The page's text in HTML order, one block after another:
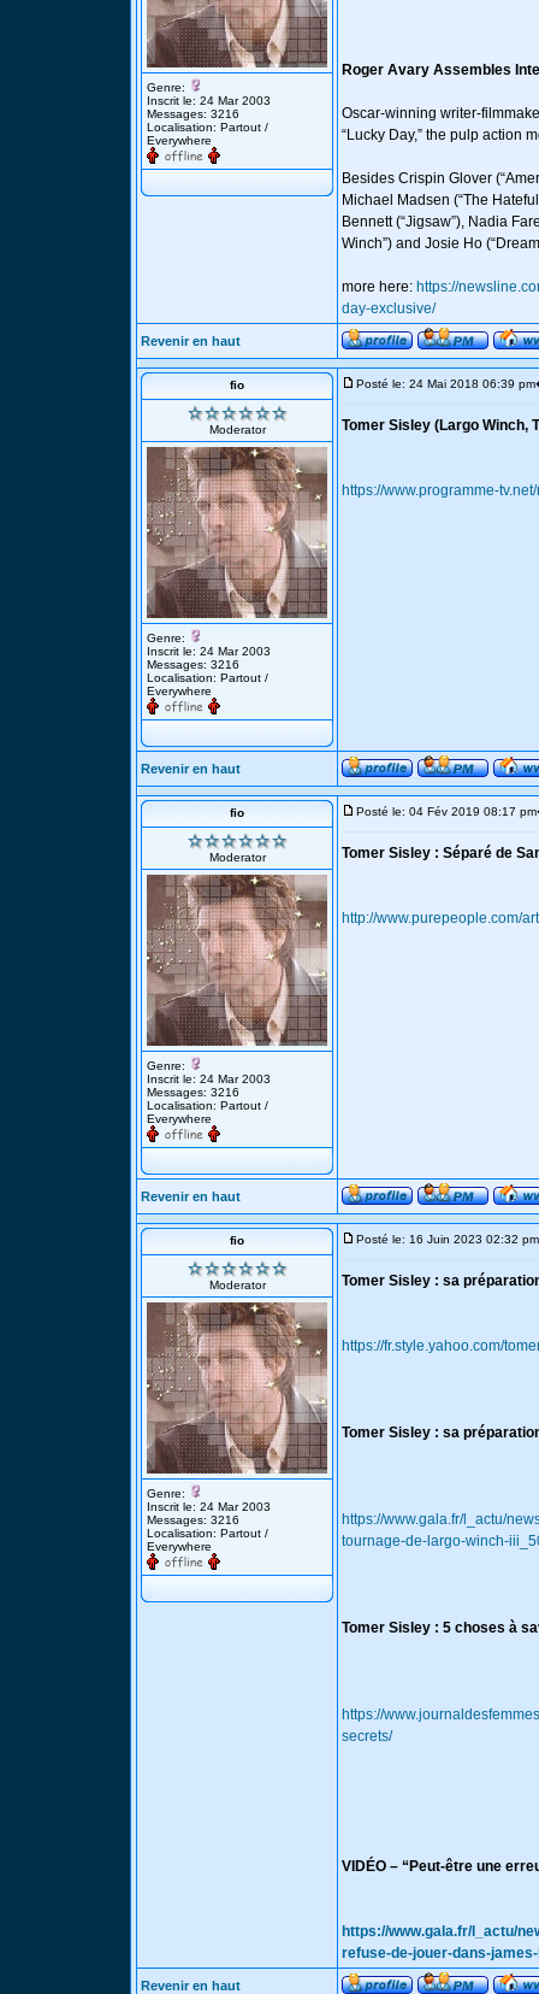
Genre:
Inscrit le: 24 Mar 2003
Messages: 3216
Localisation: Partout /
Everywhere
Roger Avary Assembles
Oscar-winning writer-
“Lucky Day,” the pulp action
Besides Crispin Glover
Michael Madsen (“The
Bennett (“Jigsaw”), Nadia
Winch”) and Josie Ho
more here: https://
day-exclusive/
Revenir en haut
fio
Moderator
Genre:
Inscrit le: 24 Mar 2003
Messages: 3216
Localisation: Partout /
Everywhere
Posté le: 24 Mai 2018 06:39 pm
Tomer Sisley (Largo Winch,
https://www.programme-
Revenir en haut
fio
Moderator
Genre:
Inscrit le: 24 Mar 2003
Messages: 3216
Localisation: Partout /
Everywhere
Posté le: 04 Fév 2019 08:17 pm
Tomer Sisley : Séparé de
http://www.purepeople.com/
Revenir en haut
fio
Moderator
Genre:
Inscrit le: 24 Mar 2003
Messages: 3216
Localisation: Partout /
Everywhere
Posté le: 16 Juin 2023 02:32 pm
Tomer Sisley : sa
https://fr.style.yahoo.com/
Tomer Sisley : sa
https://www.gala.fr/l_actu/
tournage-de-largo-winch-
Tomer Sisley : 5 choses à
https://
secrets/
VIDÉO – “Peut-être une
https://www.gala.fr/l_actu/
refuse-de-jouer-dans-
Revenir en haut